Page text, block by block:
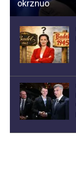
okrznuo